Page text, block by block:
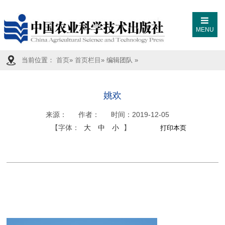
MENU
当前位置：首页»首页栏目» 编辑团队 »
姚欢
来源： 作者： 时间： 2019-12-05
【字体：
大 中 小 】